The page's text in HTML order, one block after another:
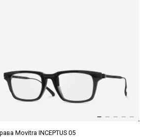
Movitra INCEPTUS 05